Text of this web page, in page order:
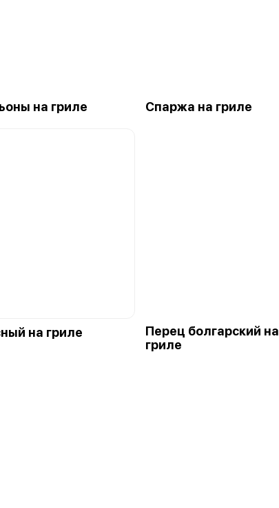
на гриле Спаржа на гриле
на гриле
Перец болгарский на
гриле